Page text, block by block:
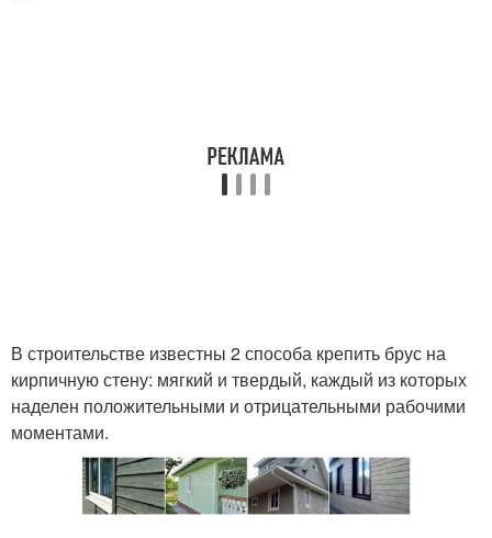
В строительстве известны 2 способа крепить брус на
кирпичную стену: мягкий и твердый, каждый из которых
наделен положительными и отрицательными рабочими
моментами.